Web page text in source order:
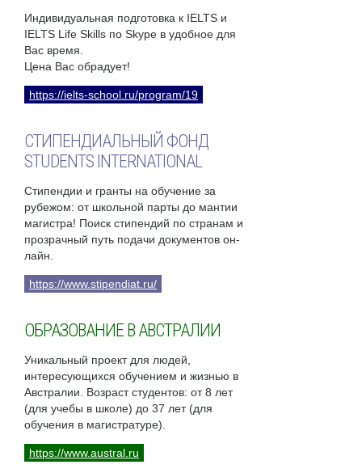
Индивидуальная подготовка к IELTS и
IELTS Life Skills по Skype в удобное для
Вас время.
Цена Вас обрадует!
https://ielts-school.ru/program/19
СТИПЕНДИАЛЬНЫЙ ФОНД
STUDENTS INTERNATIONAL
Стипендии и гранты на обучение за
рубежом: от школьной парты до мантии
магистра! Поиск стипендий по странам и
прозрачный путь подачи документов он-
лайн.
https://www.stipendiat.ru/
ОБРАЗОВАНИЕ В АВСТРАЛИИ
Уникальный проект для людей,
интересующихся обучением и жизнью в
Австралии. Возраст студентов: от 8 лет
(для учебы в школе) до 37 лет (для
обучения в магистратуре).
https://www.austral.ru